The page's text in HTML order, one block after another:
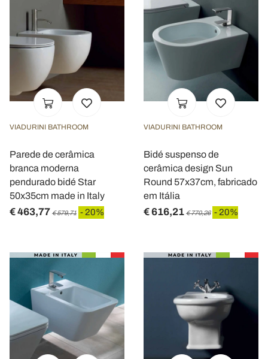
VIADURINI BATHROOM
Parede de cerâmica
branca moderna
pendurado bidé Star
50x35cm made in Italy
€ 463,77 € 579,71 - 20%
VIADURINI BATHROOM
Bidé suspenso de
cerâmica design Sun
Round 57x37cm, fabricado
em Itália
€ 616,21 € 770,26 - 20%